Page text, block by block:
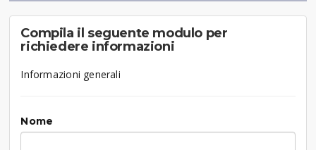
Compila il seguente modulo per
richiedere informazioni
Informazioni generali
Nome